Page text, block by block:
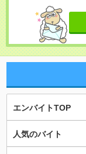
エンバイトTOP
人気のバイト